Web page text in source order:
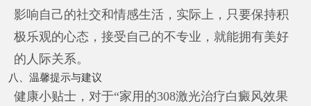
影响自己的社交和情感生活，实际上，只要保持积
极乐观的心态，接受自己的不专业，就能拥有美好
的人际关系。
八、温馨提示与建议
健康小贴士，对于“家用的308激光治疗白癜风效果